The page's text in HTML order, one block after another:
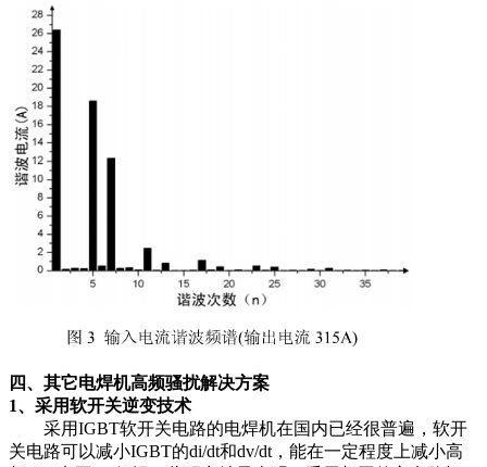
四、其它电焊机高频骚扰解决方案
1、采用软开关逆变技术
采用IGBT软开关电路的电焊机在国内已经很普遍，软开
关电路可以减小IGBT的di/dt和dv/dt，能在一定程度上减小高